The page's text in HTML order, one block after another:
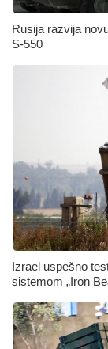
Rusija razvija
S‑550
Izrael uspešno
sistemom „Iron